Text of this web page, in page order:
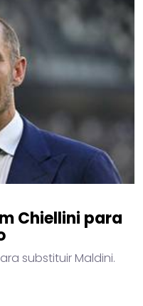
Chiellini para
substituir Maldini.